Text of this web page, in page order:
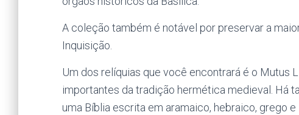
A coleção também é notável por preservar a
Inquisição.
Um dos relíquias que você encontrará é o Mutus
importantes da tradição hermética medieval. Há
uma Bíblia escrita em aramaico, hebraico, grego